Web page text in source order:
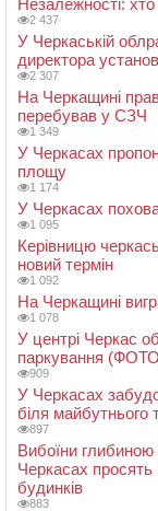
Незалежності:
2 437
У Черкаській
директора
2 307
На Черкащині
перебував у СЗЧ
1 349
У Черкасах
площу
1 174
У Черкасах
1 095
Керівницю
новий термін
1 092
На Черкащині
1 078
У центрі Черкас
паркування
909
У Черкасах
біля
897
Вибоїни
Черкасах просять
будинків
883